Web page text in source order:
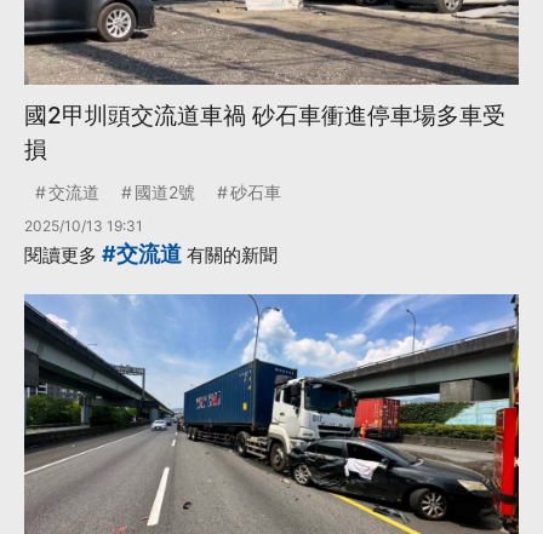
國2甲圳頭交流道車禍 砂石車衝進停車場多車受
損
交流道 國道2號 砂石車
2025/10/13 19:31
閱讀更多 #交流道 有關的新聞